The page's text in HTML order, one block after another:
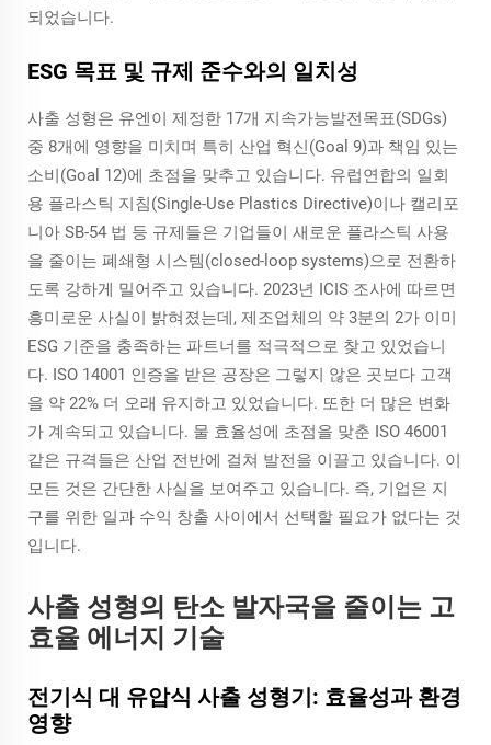
되었습니다.
ESG 목표 및 규제 준수와의 일치성
사출 성형은 유엔이 제정한 17개 지속가능발전목표(SDGs)
중 8개에 영향을 미치며 특히 산업 혁신(Goal 9)과 책임 있는
소비(Goal 12)에 초점을 맞추고 있습니다. 유럽연합의 일회
용 플라스틱 지침(Single-Use Plastics Directive)이나 캘리포
니아 SB-54 법 등 규제들은 기업들이 새로운 플라스틱 사용
을 줄이는 폐쇄형 시스템(closed-loop systems)으로 전환하
도록 강하게 밀어주고 있습니다. 2023년 ICIS 조사에 따르면
흥미로운 사실이 밝혀졌는데, 제조업체의 약 3분의 2가 이미
ESG 기준을 충족하는 파트너를 적극적으로 찾고 있었습니
다. ISO 14001 인증을 받은 공장은 그렇지 않은 곳보다 고객
을 약 22% 더 오래 유지하고 있었습니다. 또한 더 많은 변화
가 계속되고 있습니다. 물 효율성에 초점을 맞춘 ISO 46001
같은 규격들은 산업 전반에 걸쳐 발전을 이끌고 있습니다. 이
모든 것은 간단한 사실을 보여주고 있습니다. 즉, 기업은 지
구를 위한 일과 수익 창출 사이에서 선택할 필요가 없다는 것
입니다.
사출 성형의 탄소 발자국을 줄이는 고
효율 에너지 기술
전기식 대 유압식 사출 성형기: 효율성과 환경
영향